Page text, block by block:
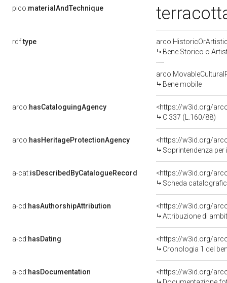
pico:materialAndTechnique
rdf:type
Bene Storico o
Bene mobile
arco:hasCataloguingAgency
<https://w3id.org/
C 337 (L.160/88)
arco:hasHeritageProtectionAgency
<https://w3id.org/
Soprintendenza
a-cat:isDescribedByCatalogueRecord
<https://w3id.org/
Scheda
a-cd:hasAuthorshipAttribution
<https://w3id.org/
Attribuzione di
a-cd:hasDating
<https://w3id.org/
Cronologia 1 del
a-cd:hasDocumentation